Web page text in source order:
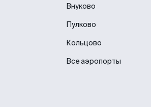
Внуково
Пулково
Кольцово
Все аэропорты